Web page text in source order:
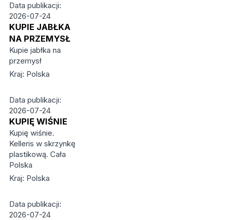
Data publikacji:
2026-07-24
KUPIE JABŁKA
NA PRZEMYSŁ
Kupie jabłka na
przemysł
Kraj: Polska
Data publikacji:
2026-07-24
KUPIĘ WIŚNIE
Kupię wiśnie.
Kelleris w skrzynkę
plastikową. Cała
Polska
Kraj: Polska
Data publikacji:
2026-07-24